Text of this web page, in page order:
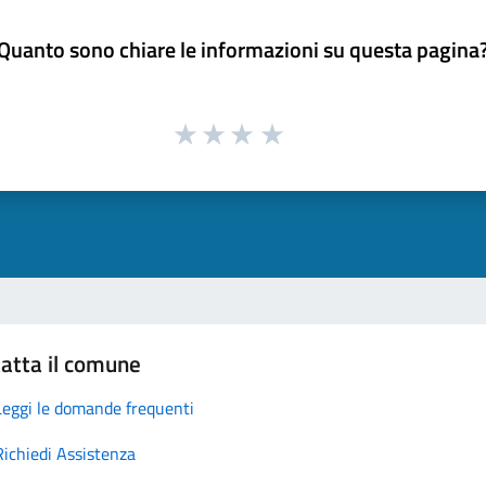
sono chiare le informazioni su questa
il comune
le domande frequenti
Assistenza